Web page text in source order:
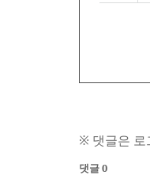
※ 댓글은 로
댓글 0